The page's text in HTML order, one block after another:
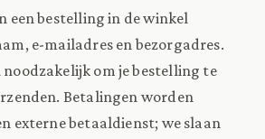
een bestelling in de winkel
e-mailadres en bezorgadres.
noodzakelijk om je bestelling te
Betalingen worden
externe betaaldienst; we slaan